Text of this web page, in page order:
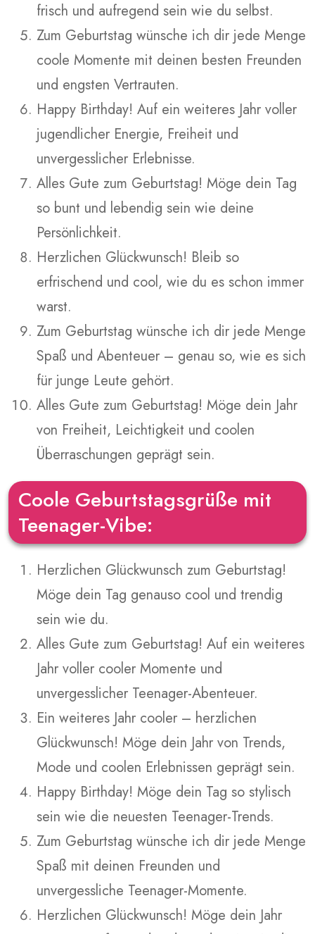
frisch und aufregend sein wie du selbst.
Zum Geburtstag wünsche ich dir jede Menge
coole Momente mit deinen besten Freunden
und engsten Vertrauten.
Happy Birthday! Auf ein weiteres Jahr voller
jugendlicher Energie, Freiheit und
unvergesslicher Erlebnisse.
Alles Gute zum Geburtstag! Möge dein Tag
so bunt und lebendig sein wie deine
Persönlichkeit.
Herzlichen Glückwunsch! Bleib so
erfrischend und cool, wie du es schon immer
warst.
Zum Geburtstag wünsche ich dir jede Menge
Spaß und Abenteuer – genau so, wie es sich
für junge Leute gehört.
Alles Gute zum Geburtstag! Möge dein Jahr
von Freiheit, Leichtigkeit und coolen
Überraschungen geprägt sein.
Coole Geburtstagsgrüße mit
Teenager-Vibe:
Herzlichen Glückwunsch zum Geburtstag!
Möge dein Tag genauso cool und trendig
sein wie du.
Alles Gute zum Geburtstag! Auf ein weiteres
Jahr voller cooler Momente und
unvergesslicher Teenager-Abenteuer.
Ein weiteres Jahr cooler – herzlichen
Glückwunsch! Möge dein Jahr von Trends,
Mode und coolen Erlebnissen geprägt sein.
Happy Birthday! Möge dein Tag so stylisch
sein wie die neuesten Teenager-Trends.
Zum Geburtstag wünsche ich dir jede Menge
Spaß mit deinen Freunden und
unvergessliche Teenager-Momente.
Herzlichen Glückwunsch! Möge dein Jahr